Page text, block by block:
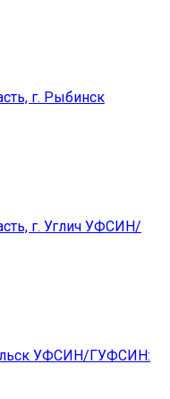
г. Рыбинск
г. Углич УФСИН/
УФСИН/ГУФСИН: